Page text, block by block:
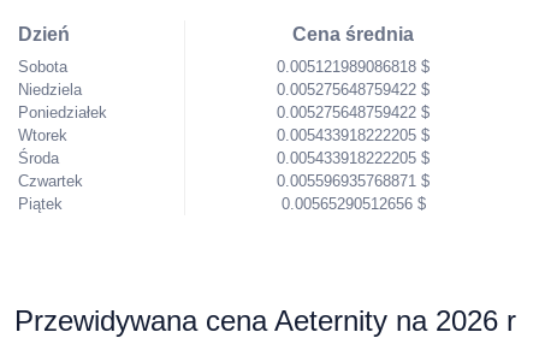
Dzień
Sobota
Niedziela
Poniedziałek
Wtorek
Środa
Czwartek
Piątek
Cena średnia
0.005121989086818 $
0.005275648759422 $
0.005275648759422 $
0.005433918222205 $
0.005433918222205 $
0.005596935768871 $
0.00565290512656 $
Przewidywana cena Aeternity na 2026 r